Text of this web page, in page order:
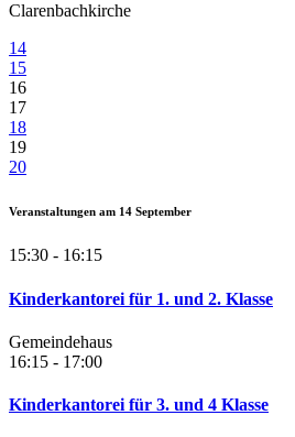
Clarenbachkirche
14
15
16
17
18
19
20
Veranstaltungen am 14 September
15:30 - 16:15
Kinderkantorei für 1. und 2. Klasse
Gemeindehaus
16:15 - 17:00
Kinderkantorei für 3. und 4 Klasse